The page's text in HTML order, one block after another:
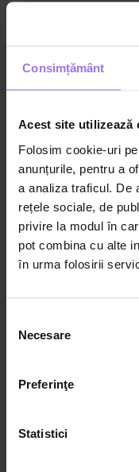
Consimțământ
Acest site utilizează
Folosim cookie-uri
anunțurile, pentru a
a analiza traficul. De
rețele sociale, de
privire la modul în
pot combina cu alte
în urma folosirii
consimțământului
Necesare
Preferinţe
Statistici